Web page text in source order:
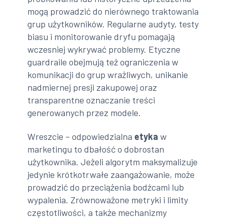
mogą prowadzić do nierównego traktowania
grup użytkowników. Regularne audyty, testy
biasu i monitorowanie dryfu pomagają
wczesniej wykrywać problemy. Etyczne
guardraile obejmują też ograniczenia w
komunikacji do grup wrażliwych, unikanie
nadmiernej presji zakupowej oraz
transparentne oznaczanie treści
generowanych przez modele.
Wreszcie – odpowiedzialna etyka w
marketingu to dbałość o dobrostan
użytkownika. Jeżeli algorytm maksymalizuje
jedynie krótkotrwałe zaangażowanie, może
prowadzić do przeciążenia bodźcami lub
wypalenia. Zrównoważone metryki i limity
częstotliwości, a także mechanizmy